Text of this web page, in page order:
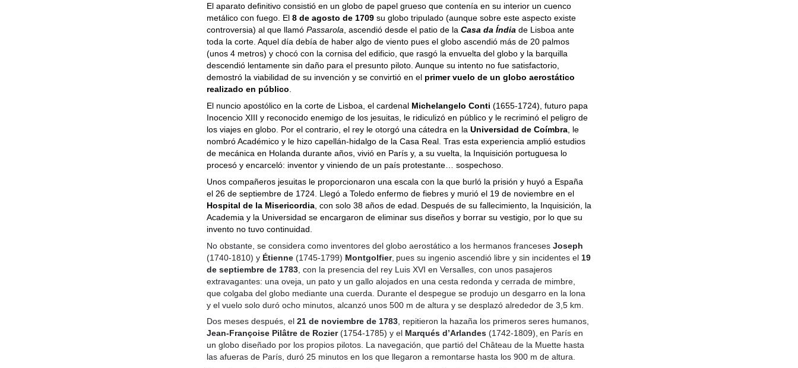
El aparato definitivo consistió en un globo de papel grueso que contenía en su interior un cuenco
metálico con fuego. El 8 de agosto de 1709 su globo tripulado (aunque sobre este aspecto existe
controversia) al que llamó Passarola , ascendió desde el patio de la Casa da Índia de Lisboa ante
toda la corte. Aquel día debía de haber algo de viento pues el globo ascendió más de 20 palmos
(unos 4 metros) y chocó con la cornisa del edificio, que rasgó la envuelta del globo y la barquilla
descendió lentamente sin daño para el presunto piloto. Aunque su intento no fue satisfactorio,
demostró la viabilidad de su invención y se convirtió en el primer vuelo de un globo aerostático
realizado en público
El nuncio apostólico en la corte de Lisboa, el cardenal Michelangelo Conti (1655-1724), futuro papa
Inocencio XIII y reconocido enemigo de los jesuitas, le ridiculizó en público y le recriminó el peligro de
los viajes en globo. Por el contrario, el rey le otorgó una cátedra en la Universidad de Coímbra , le
nombró Académico y le hizo capellán-hidalgo de la Casa Real. Tras esta experiencia amplió estudios
de mecánica en Holanda durante años, vivió en París y, a su vuelta, la Inquisición portuguesa lo
procesó y encarceló: inventor y viniendo de un país protestante… sospechoso.
Unos compañeros jesuitas le proporcionaron una escala con la que burló la prisión y huyó a España
el 26 de septiembre de 1724. Llegó a Toledo enfermo de fiebres y murió el 19 de noviembre en el
Hospital de la Misericordia , con solo 38 años de edad. Después de su fallecimiento, la Inquisición, la
Academia y la Universidad se encargaron de eliminar sus diseños y borrar su vestigio, por lo que su
invento no tuvo continuidad.
No obstante, se considera como inventores del globo aerostático a los hermanos franceses Joseph
(1740-1810) y Étienne (1745-1799) Montgolfier, pues su ingenio ascendió libre y sin incidentes el 19
de septiembre de 1783 , con la presencia del rey Luis XVI en Versalles, con unos pasajeros
extravagantes: una oveja, un pato y un gallo alojados en una cesta redonda y cerrada de mimbre,
que colgaba del globo mediante una cuerda. Durante el despegue se produjo un desgarro en la lona
y el vuelo solo duró ocho minutos, alcanzó unos 500 m de altura y se desplazó alrededor de 3,5 km.
Dos meses después, el 21 de noviembre de 1783, repitieron la hazaña los primeros seres humanos,
Jean-Françoise Pilâtre de Rozier (1754-1785) y el Marqués d’Arlandes (1742-1809), en París en
un globo diseñado por los propios pilotos. La navegación, que partió del Château de la Muette hasta
las afueras de París, duró 25 minutos en los que llegaron a remontarse hasta los 900 m de altura.